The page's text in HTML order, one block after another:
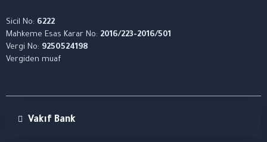
Sicil No: 6222
Mahkeme Esas Karar No: 2016/223-2016/501
Vergi No: 9250524198
Vergiden muaf
Vakıf Bank